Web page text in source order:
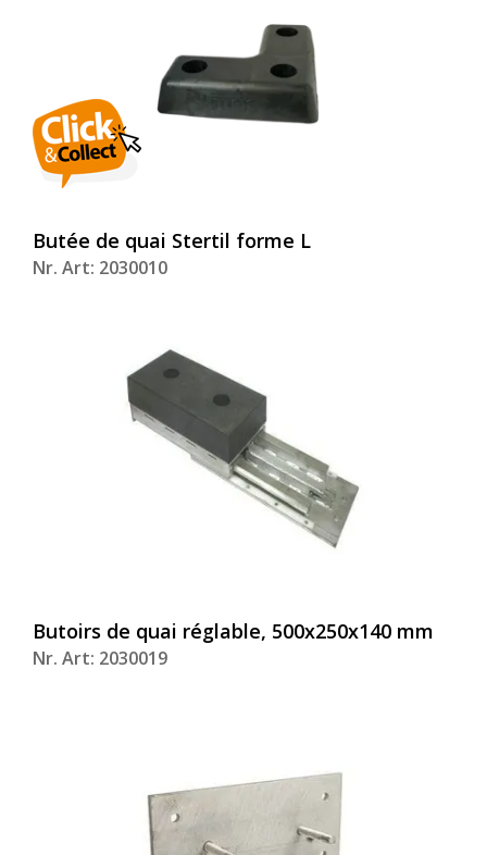
Butée de quai Stertil forme L
Nr. Art: 2030010
Butoirs de quai réglable, 500x250x140 mm
Nr. Art: 2030019